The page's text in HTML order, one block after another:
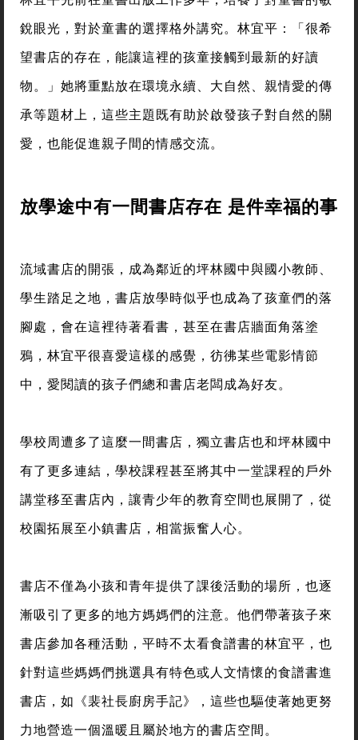
銳眼光，對於童書的選擇格外講究。林宜平：「很希
望書店的存在，能讓這裡的孩童接觸到最新的好讀
物。」她將重點放在環境永續、大自然、親情愛的傳
承等題材上，這些主題既有助於啟發孩子對自然的關
愛，也能促進親子間的情感交流。
放學途中有一間書店存在 是件幸福的事
流域書店的開張，成為鄰近的坪林國中與國小教師、
學生踏足之地，書店放學時似乎也成為了孩童們的落
腳處，會在這裡待著看書，甚至在書店牆面角落塗
鴉，林宜平很喜愛這樣的感覺，彷彿某些電影情節
中，愛閱讀的孩子們總和書店老闆成為好友。
學校周遭多了這麼一間書店，獨立書店也和坪林國中
有了更多連結，學校課程甚至將其中一堂課程的戶外
講堂移至書店內，讓青少年的教育空間也展開了，從
校園拓展至小鎮書店，相當振奮人心。
書店不僅為小孩和青年提供了課後活動的場所，也逐
漸吸引了更多的地方媽媽們的注意。他們帶著孩子來
書店參加各種活動，平時不太看食譜書的林宜平，也
針對這些媽媽們挑選具有特色或人文情懷的食譜書進
書店，如《裴社長廚房手記》，這些也驅使著她更努
力地營造一個溫暖且屬於地方的書店空間。